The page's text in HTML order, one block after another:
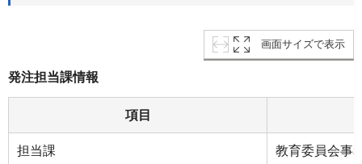
画面サイズで表示
発注担当課情報
項目
担当課 教育委員会事